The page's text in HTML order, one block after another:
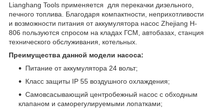
Lianghang Tools применяется для перекачки дизельного,
печного топлива. Благодаря компактности, неприхотливости
и возможности питания от аккумулятора насос Zhejiang H-
806 пользуются спросом на кладах ГСМ, автобазах, станция
технического обслуживания, котельных.
Преимущества данной модели насоса:
Питание от аккумулятора 24 вольт;
Класс защиты IP 55 воздушного охлаждения;
Самовсасывающий центробежный насос с обходным
клапаном и саморегулируемыми лопатками;